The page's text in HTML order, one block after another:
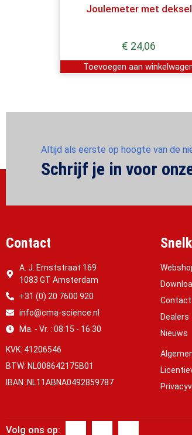
Joulemeter met deksel
€ 24,06
Toevoegen aan
Altijd als eerste op hoogte van de
Schrijf je in voor
Contact
A. J. Ernststraat 169
1083 GT Amsterdam
+31 (0) 20 7600 920
info@cma-science.nl
Ma. - Vr. : 08:15 - 16:30
KVK: 41206546
BTW: NL008642175B01
IBAN: NL11ABNA0492859787
Contact
Dealers
Nieuws
Volg ons op: